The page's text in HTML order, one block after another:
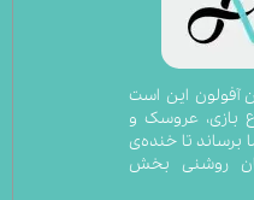
آفولون این است
بازی، عروسک و
برساند تا خنده‌ی
روشنی بخش